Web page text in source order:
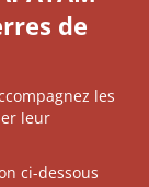
de
les
leur
ci-dessous